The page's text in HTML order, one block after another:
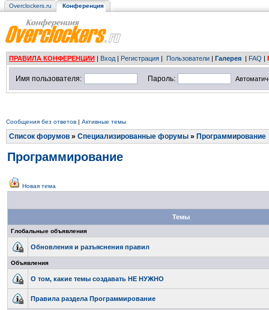
Overclockers.ru Конференция
ПРАВИЛА КОНФЕРЕНЦИИ | Вход | Регистрация | Пользователи | Галерея | FAQ |
Имя пользователя: Пароль:
Сообщения без ответов | Активные темы
Список форумов » Специализированные форумы » Программирование
Программирование
Новая тема
Темы
Глобальные объявления
Обновления и разъяснения правил
Объявления
О том, какие темы создавать НЕ НУЖНО
Правила раздела Программирование